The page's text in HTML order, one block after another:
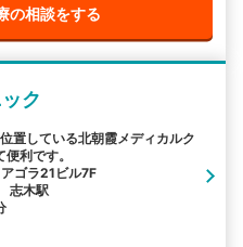
の相談をする
ク
置している北朝霞メディカルク
利です。
ゴラ21ビル7F
志木駅